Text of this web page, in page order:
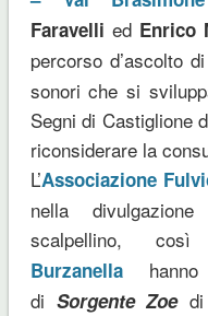
Faravelli ed Enrico
percorso d’ascolto di
sonori che si
Segni di Castiglione
riconsiderare la
L’Associazione
nella
scalpellino,
Burzanellahanno
di Sorgente Zoedi